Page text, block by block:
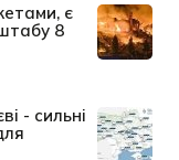
є
8
- сильні